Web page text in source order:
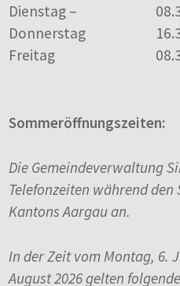
Dienstag –
Donnerstag
Freitag
Sommeröffnungszeiten:
Die Gemeindeverwaltung
Telefonzeiten während
Kantons Aargau an.
In der Zeit vom Montag, 6.
August 2026 gelten